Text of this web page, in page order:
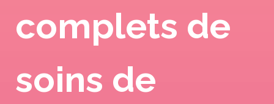
complets de
soins de